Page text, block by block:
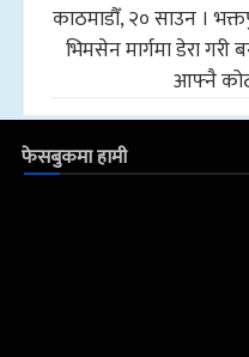
काठमाडौँ, २० साउन ।
भिमसेन मार्गमा डेरा गरी
आफ्नै
फेसबुकमा हामी